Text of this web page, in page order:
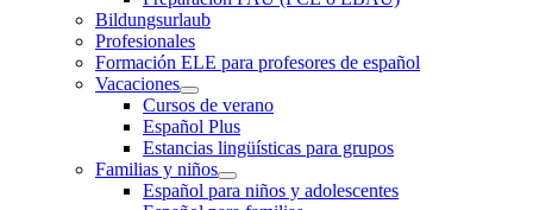
Bildungsurlaub
Profesionales
Formación ELE para profesores de español
Vacaciones
Cursos de verano
Español Plus
Estancias lingüísticas para grupos
Familias y niños
Español para niños y adolescentes